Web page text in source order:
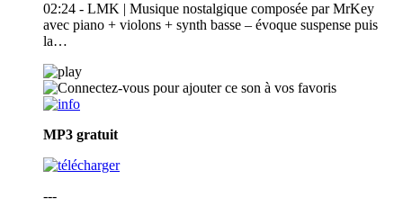
02:24 - LMK | Musique nostalgique composée par MrKey
avec piano + violons + synth basse – évoque suspense puis
la…
MP3 gratuit
---